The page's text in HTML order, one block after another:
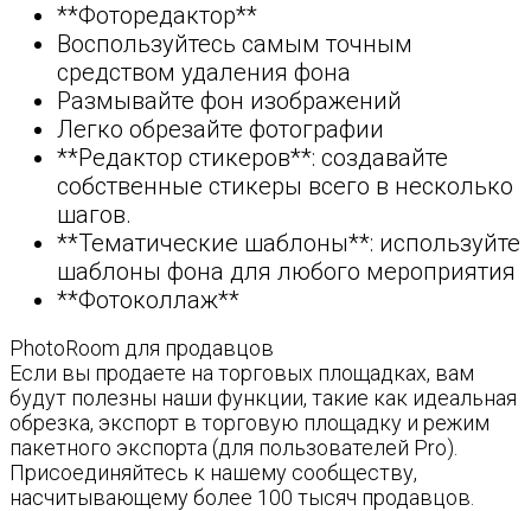
**Фоторедактор**
Воспользуйтесь самым точным
средством удаления фона
Размывайте фон изображений
Легко обрезайте фотографии
**Редактор стикеров**: создавайте
собственные стикеры всего в несколько
шагов.
**Тематические шаблоны**: используйте
шаблоны фона для любого мероприятия
**Фотоколлаж**
PhotoRoom для продавцов
Если вы продаете на торговых площадках, вам
будут полезны наши функции, такие как идеальная
обрезка, экспорт в торговую площадку и режим
пакетного экспорта (для пользователей Pro).
Присоединяйтесь к нашему сообществу,
насчитывающему более 100 тысяч продавцов.